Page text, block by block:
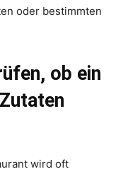
oder bestimmten
ob ein
wird oft